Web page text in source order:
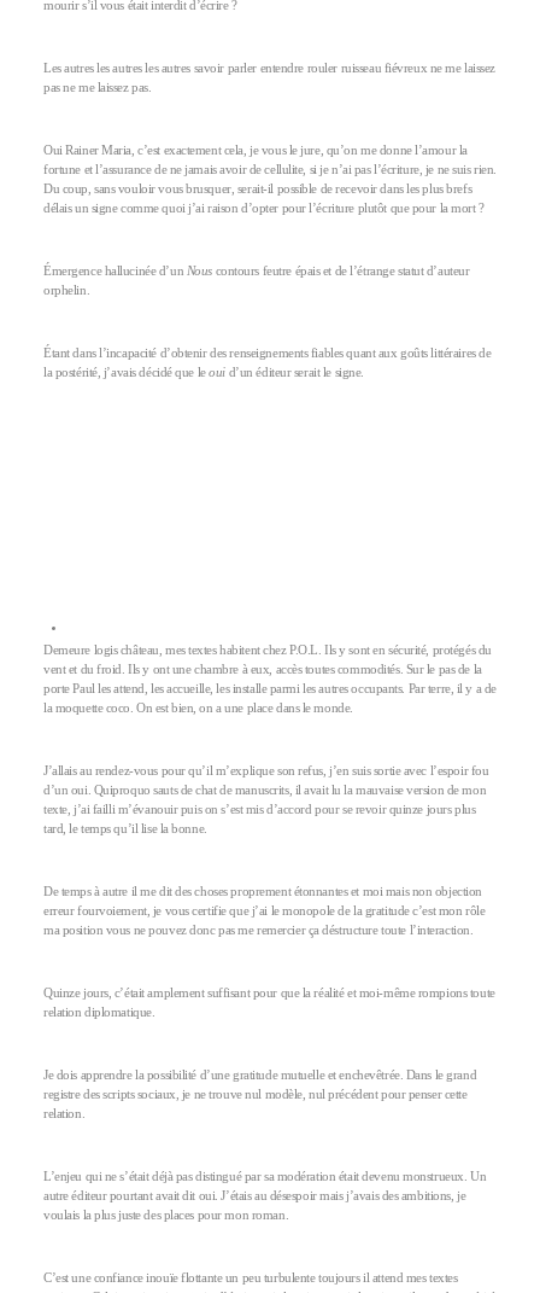
mourir s’il vous était interdit d’écrire ?
Les autres les autres les autres savoir parler entendre rouler ruisseau fiévreux ne me laissez
pas ne me laissez pas.
Oui Rainer Maria, c’est exactement cela, je vous le jure, qu’on me donne l’amour la
fortune et l’assurance de ne jamais avoir de cellulite, si je n’ai pas l’écriture, je ne suis rien.
Du coup, sans vouloir vous brusquer, serait-il possible de recevoir dans les plus brefs
délais un signe comme quoi j’ai raison d’opter pour l’écriture plutôt que pour la mort ?
Émergence hallucinée d’un Nouscontours feutre épais et de l’étrange statut d’auteur
orphelin.
Étant dans l’incapacité d’obtenir des renseignements fiables quant aux goûts littéraires de
la postérité, j’avais décidé que leoui d’un éditeur serait le signe.
Demeure logis château, mes textes habitent chez P.O.L. Ils y sont en sécurité, protégés du
vent et du froid. Ils y ont une chambre à eux, accès toutes commodités. Sur le pas de la
porte Paul les attend, les accueille, les installe parmi les autres occupants. Par terre, il y a de
la moquette coco. On est bien, on a une place dans le monde.
J’allais au rendez-vous pour qu’il m’explique son refus, j’en suis sortie avec l’espoir fou
d’un oui. Quiproquo sauts de chat de manuscrits, il avait lu la mauvaise version de mon
texte, j’ai failli m’évanouir puis on s’est mis d’accord pour se revoir quinze jours plus
tard, le temps qu’il lise la bonne.
De temps à autre il me dit des choses proprement étonnantes et moi mais non objection
erreur fourvoiement, je vous certifie que j’ai le monopole de la gratitude c’est mon rôle
ma position vous ne pouvez donc pas me remercier ça déstructure toute l’interaction.
Quinze jours, c’était amplement suffisant pour que la réalité et moi-même rompions toute
relation diplomatique.
Je dois apprendre la possibilité d’une gratitude mutuelle et enchevêtrée. Dans le grand
registre des scripts sociaux, je ne trouve nul modèle, nul précédent pour penser cette
relation.
L’enjeu qui ne s’était déjà pas distingué par sa modération était devenu monstrueux. Un
autre éditeur pourtant avait dit oui. J’étais au désespoir mais j’avais des ambitions, je
voulais la plus juste des places pour mon roman.
C’est une confiance inouïe flottante un peu turbulente toujours il attend mes textes